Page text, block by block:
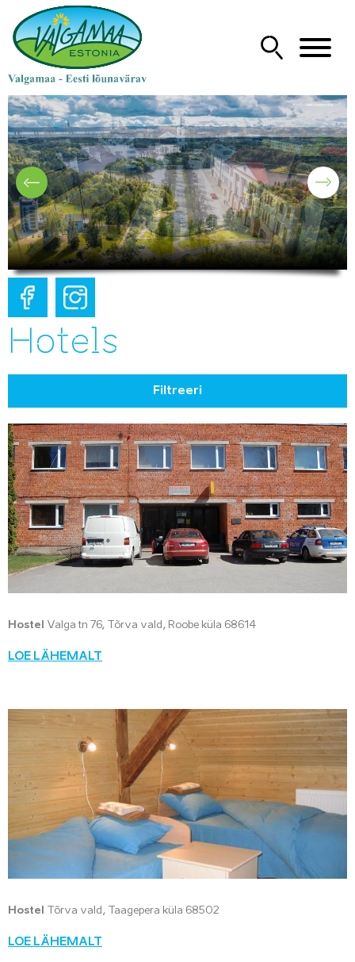
Hotels
Filtreeri
Hostel Valga tn 76, Tõrva vald, Roobe küla 68614
LOE LÄHEMALT
Hostel Tõrva vald, Taagepera küla 68502
LOE LÄHEMALT